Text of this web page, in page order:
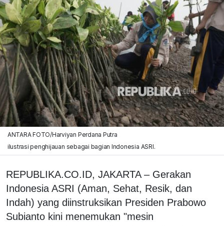
ANTARA FOTO/Harviyan Perdana Putra
ilustrasi penghijauan sebagai bagian Indonesia ASRI.
REPUBLIKA.CO.ID, JAKARTA – Gerakan
Indonesia ASRI (Aman, Sehat, Resik, dan
Indah) yang diinstruksikan Presiden Prabowo
Subianto kini menemukan "mesin